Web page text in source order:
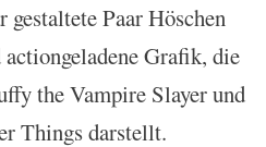
gestaltete Paar Höschen
Grafik, die
the Vampire Slayer und
Things darstellt.